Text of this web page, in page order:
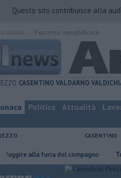
Questo sito contribuisce alla
CASENTINO VALDARNO
Politica Attualità
CASENTINO
alla furia del compagno ​Tutte le